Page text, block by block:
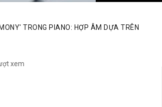
TRONG PIANO: HỢP ÂM DỰA TRÊN
xem